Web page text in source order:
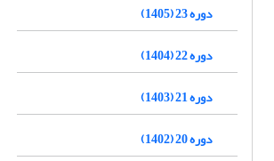
دوره 23 (1405)
دوره 22 (1404)
دوره 21 (1403)
دوره 20 (1402)